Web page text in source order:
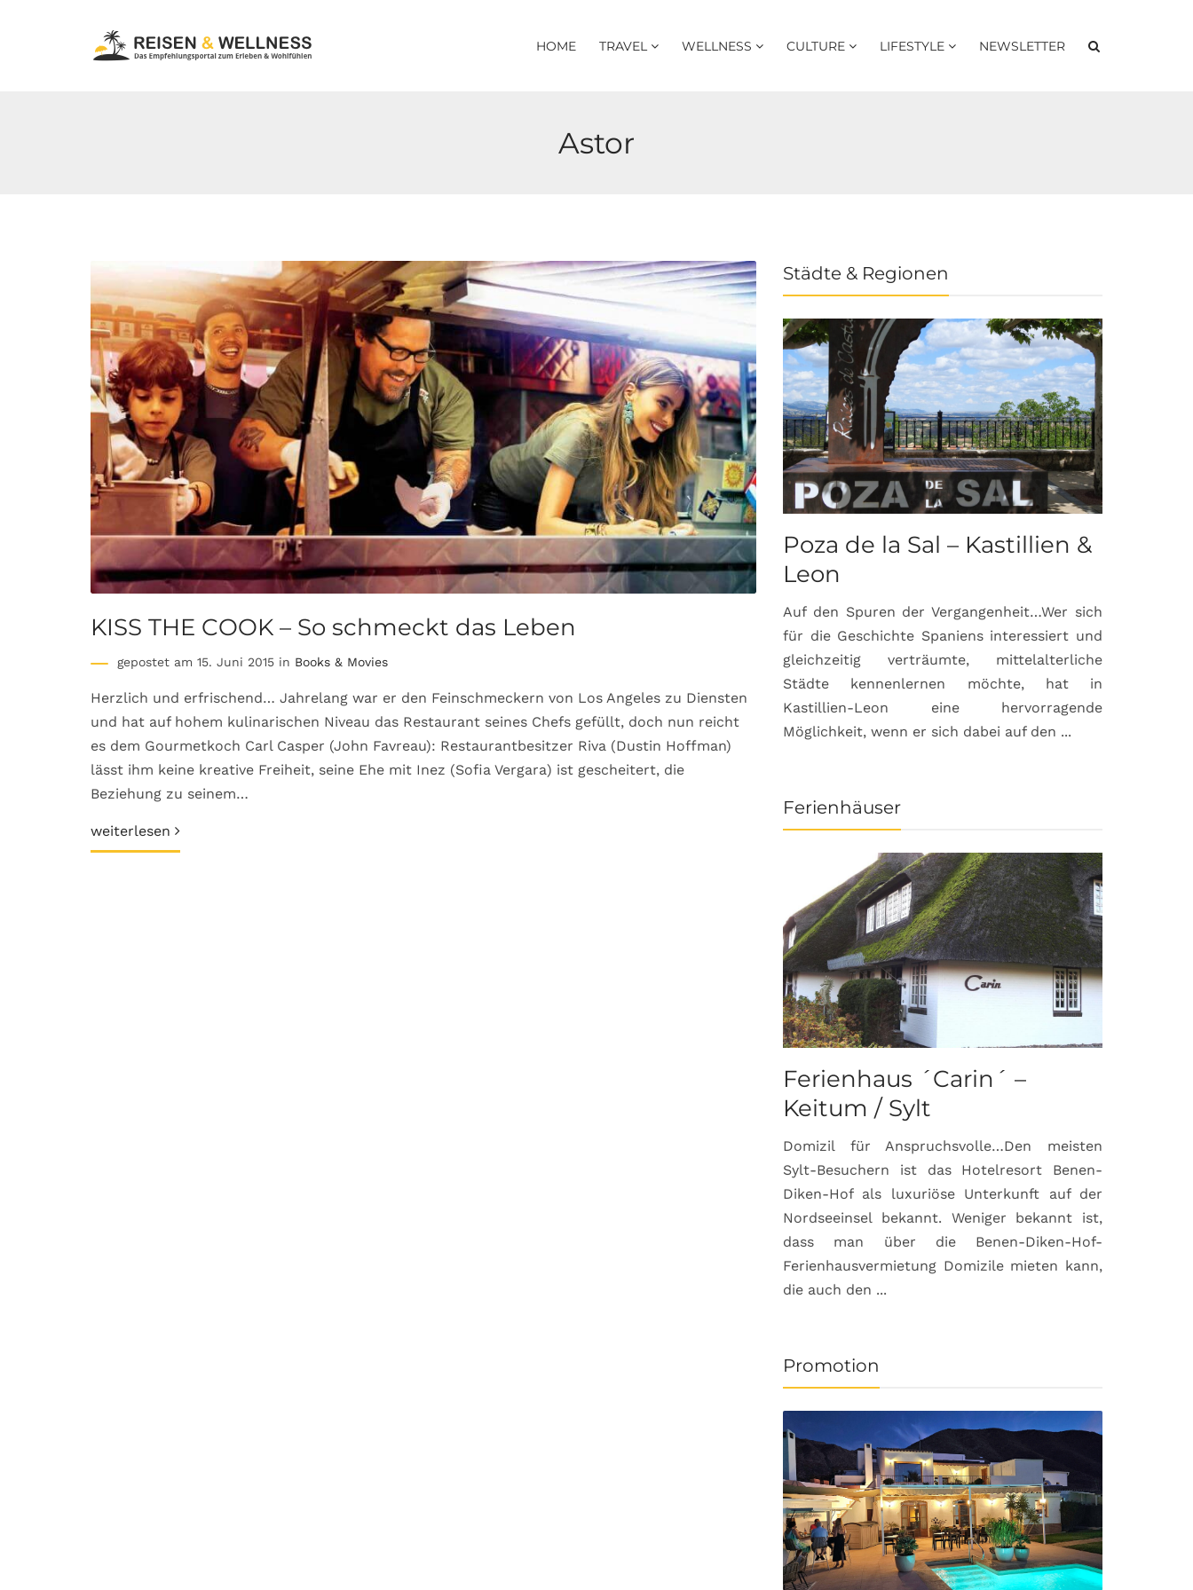
HOME TRAVEL WELLNESS CULTURE LIFESTYLE NEWSLETTER
Astor
KISS THE COOK – So schmeckt das Leben
gepostet am 15. Juni 2015 in Books & Movies
Herzlich und erfrischend… Jahrelang war er den Feinschmeckern von Los Angeles zu Diensten
und hat auf hohem kulinarischen Niveau das Restaurant seines Chefs gefüllt, doch nun reicht
es dem Gourmetkoch Carl Casper (John Favreau): Restaurantbesitzer Riva (Dustin Hoffman)
lässt ihm keine kreative Freiheit, seine Ehe mit Inez (Sofia Vergara) ist gescheitert, die
Beziehung zu seinem…
weiterlesen
Städte & Regionen
Poza de la Sal – Kastillien &
Leon
Auf den Spuren der Vergangenheit…Wer sich
für die Geschichte Spaniens interessiert und
gleichzeitig verträumte, mittelalterliche
Städte kennenlernen möchte, hat in
Kastillien-Leon eine hervorragende
Möglichkeit, wenn er sich dabei auf den ...
Ferienhäuser
Ferienhaus ´Carin´ –
Keitum / Sylt
Domizil für Anspruchsvolle…Den meisten
Sylt-Besuchern ist das Hotelresort Benen-
Diken-Hof als luxuriöse Unterkunft auf der
Nordseeinsel bekannt. Weniger bekannt ist,
dass man über die Benen-Diken-Hof-
Ferienhausvermietung Domizile mieten kann,
die auch den ...
Promotion